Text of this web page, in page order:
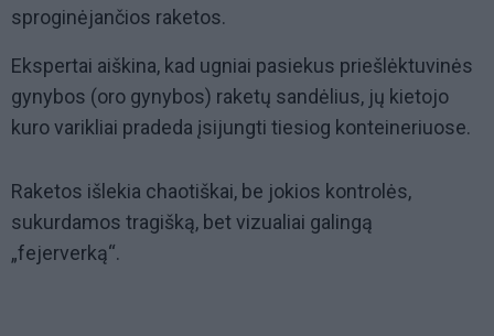
sproginėjančios raketos.
Ekspertai aiškina, kad ugniai pasiekus priešlėktuvinės
gynybos (oro gynybos) raketų sandėlius, jų kietojo
kuro varikliai pradeda įsijungti tiesiog konteineriuose.
Raketos išlekia chaotiškai, be jokios kontrolės,
sukurdamos tragišką, bet vizualiai galingą
„fejerverką“.